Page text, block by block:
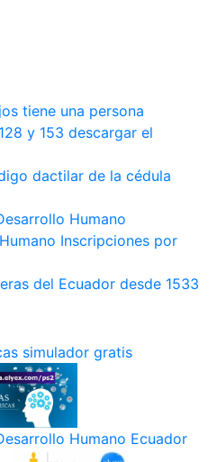
tiene una persona
y 153 descargar el
dactilar de la cédula
Humano
Inscripciones por
del Ecuador desde 1533
simulador gratis
Humano Ecuador